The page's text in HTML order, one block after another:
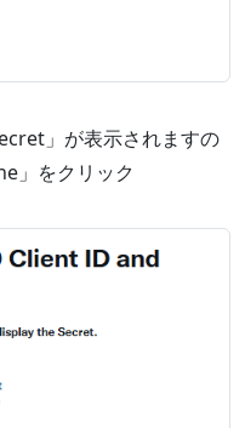
」が表示されますの
」をクリック